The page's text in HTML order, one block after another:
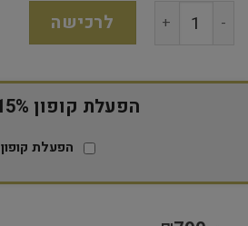
לרכישה
הפעלת קופון 15% הנחה
הפעלת קופון